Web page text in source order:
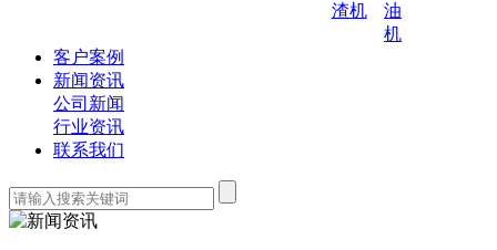
渣机
油
机
客户案例
新闻资讯
公司新闻
行业资讯
联系我们